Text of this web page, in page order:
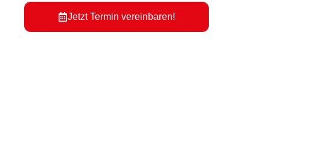
Jetzt Termin vereinbaren!